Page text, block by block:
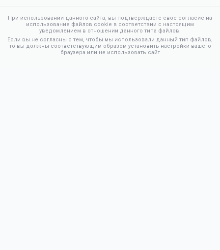
При использовании данного сайта, вы подтверждаете свое согласие на
использование файлов cookie в соответствии с настоящим
уведомлением в отношении данного типа файлов.
Если вы не согласны с тем, чтобы мы использовали данный тип файлов,
то вы должны соответствующим образом установить настройки вашего
браузера или не использовать сайт